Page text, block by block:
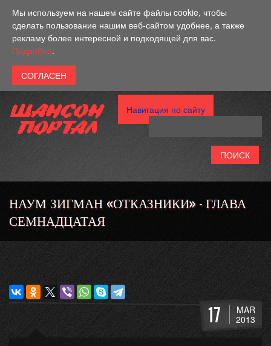
Мы используем на нашем сайте файлы cookie, чтобы
сделать пользование нашим веб-сайтом удобнее, а также
рекламу более интересной и подходящей для вас.
Подробно.
Навигация по сайту
НАУМ ЗИГМАН «ОТКАЗНИКИ» - ГЛАВА
СЕМНАДЦАТАЯ
17
MAR
2013